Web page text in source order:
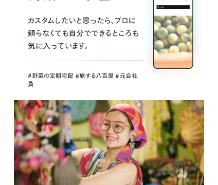
カスタムしたいと思ったら、プロに
頼らなくても自分でできるところも
気に入っています。
＃野菜の定期宅配 ＃旅する八百屋 ＃元会社
員